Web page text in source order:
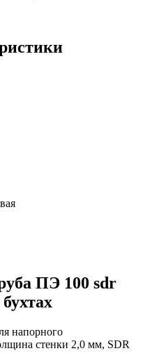
ПЭ 100 sdr
напорного
стенки 2,0 мм, SDR